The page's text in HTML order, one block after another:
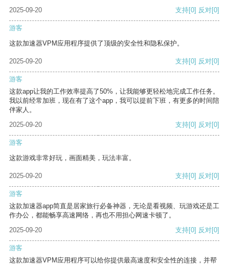
2025-09-20
支持[0] 反对[0]
游客
这款加速器VPM应用程序提供了顶级的安全性和隐私保护。
2025-09-20 支持[0] 反对[0]
游客
这款app让我的工作效率提高了50%，让我能够更轻松地完成工作任务。
我以前经常加班，现在有了这个app，我可以提前下班，有更多的时间陪
伴家人。
2025-09-20
支持[0] 反对[0]
游客
这款游戏非常好玩，画面精美，玩法丰富。
2025-09-20 支持[0] 反对[0]
游客
这款加速器app简直是居家旅行必备神器，无论是看视频、玩游戏还是工
作办公，都能畅享高速网络，再也不用担心网速卡顿了。
2025-09-20
支持[0] 反对[0]
游客
这款加速器VPM应用程序可以给你提供最高速度和安全性的连接，并帮